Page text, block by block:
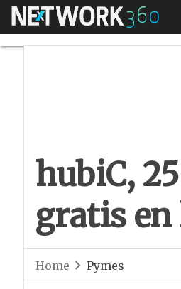
Menú
hubiC,
gratis en
Home Pymes